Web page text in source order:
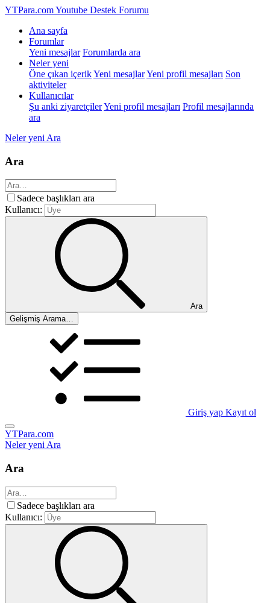
YTPara.comYoutube Destek Forumu
Ana sayfa
Forumlar
Yeni mesajlar Forumlarda ara
Neler yeni
Öne çıkan içerikYeni mesajlarYeni profil mesajları Son
aktiviteler
Kullanıcılar
Şu anki ziyaretçilerYeni profil mesajları Profil mesajlarında
ara
Neler yeni Ara
Ara
Sadece başlıkları ara
Kullanıcı:
Ara
Gelişmiş Arama…
Giriş yap Kayıt ol
YTPara.com
Neler yeniAra
Ara
Sadece başlıkları ara
Kullanıcı: